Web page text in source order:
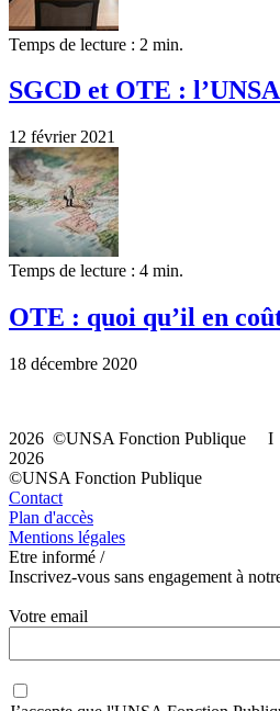
Temps de lecture : 2 min.
SGCD et OTE :
12 février 2021
Temps de lecture : 4 min.
OTE : quoi qu’il en
18 décembre 2020
2026 ©UNSA Fonction Publique
2026
©UNSA Fonction Publique
Contact
Plan d'accès
Mentions légales
Etre informé /
Inscrivez-vous sans engagement à
Votre email